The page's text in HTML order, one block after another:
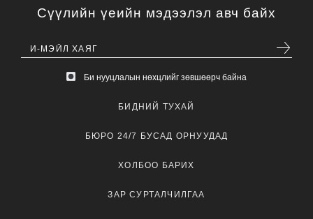
Сүүлийн үеийн мэдээлэл авч байх
Би нууцлалын нөхцлийг зөвшөөрч байна
БИДНИЙ ТУХАЙ
БЮРО 24/7 БУСАД ОРНУУДАД
ХОЛБОО БАРИХ
ЗАР СУРТАЛЧИЛГАА